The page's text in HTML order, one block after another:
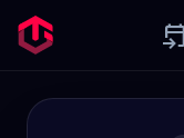
event_upcoming